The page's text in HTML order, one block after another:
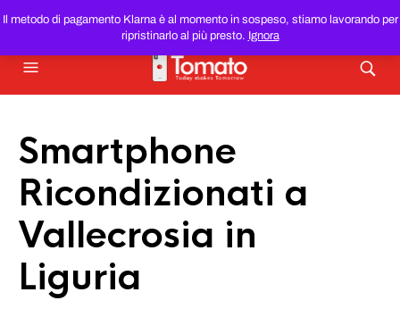
Il metodo di pagamento Klarna è al momento in sospeso, stiamo lavorando per
ripristinarlo al più presto. Ignora
SMARTPHONE E TABLET RICONDIZIONATIAL MIGLIOR
PREZZO DEL WEB!
Smartphone
Ricondizionati a
Vallecrosia in
Liguria